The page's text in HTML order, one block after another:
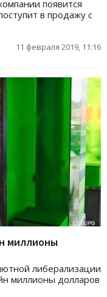
появится
в продажу с
11 февраля 2019, 11:16
миллионы
либерализации
миллионы долларов